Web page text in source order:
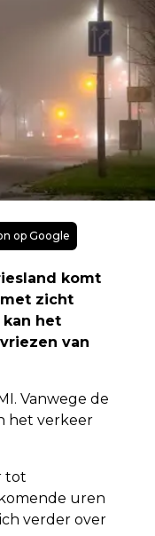
op Google
komt
zicht
kan het
van
Vanwege de
het verkeer
tot
uren
verder over